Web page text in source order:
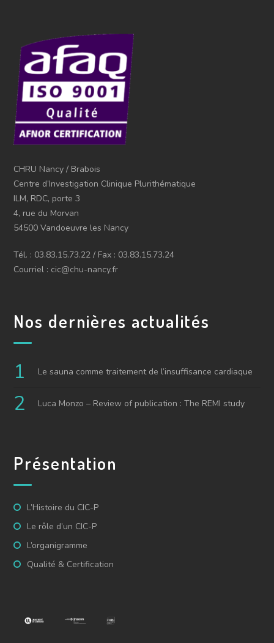
CHRU Nancy / Brabois
Centre d’Investigation Clinique Plurithématique
ILM, RDC, porte 3
4, rue du Morvan
54500 Vandoeuvre les Nancy
Tél. : 03.83.15.73.22 / Fax : 03.83.15.73.24
Courriel : cic@chu-nancy.fr
Nos dernières actualités
Le sauna comme traitement de l’insuffisance cardiaque
Luca Monzo – Review of publication : The REMI study
Présentation
L’Histoire du CIC-P
Le rôle d’un CIC-P
L’organigramme
Qualité & Certification